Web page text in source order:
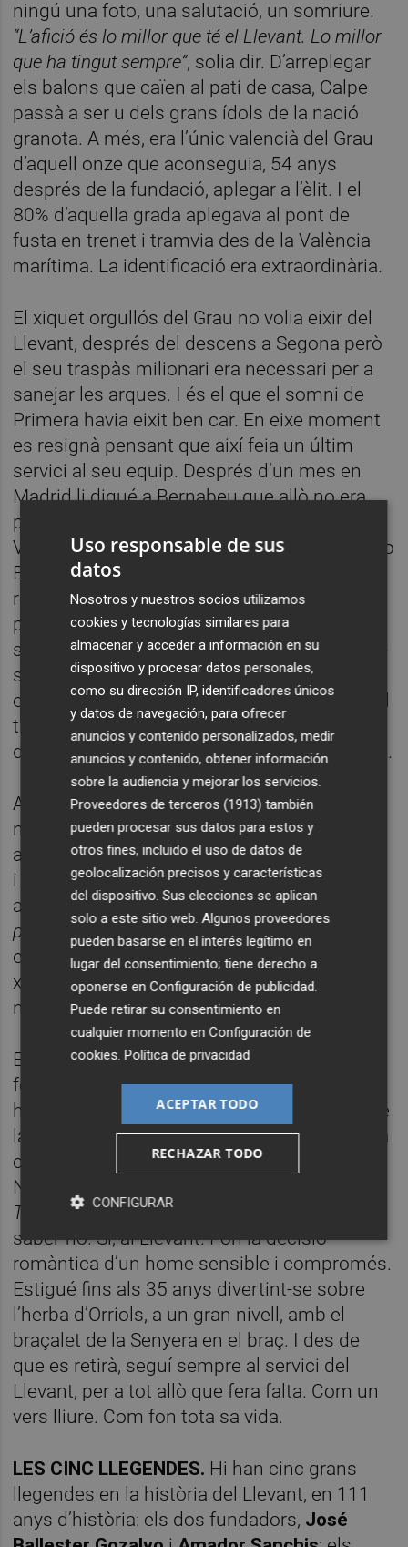
ningú una foto, una salutació, un somriure.
“L’afició és lo millor que té el Llevant. Lo millor
que ha tingut sempre”, solia dir. D’arreplegar
els balons que caïen al pati de casa, Calpe
passà a ser u dels grans ídols de la nació
granota. A més, era l’únic valencià del Grau
d’aquell onze que aconseguia, 54 anys
després de la fundació, aplegar a l’èlit. I el
80% d’aquella grada aplegava al pont de
fusta en trenet i tramvia des de la València
marítima. La identificació era extraordinària.
El xiquet orgullós del Grau no volia eixir del
Llevant, després del descens a Segona però
el seu traspàs milionari era necessari per a
sanejar les arques. I és el que el somni de
Primera havia eixit ben car. En eixe moment
es resignà pensant que així feia un últim
servici al seu equip. Després d’un mes en
Madrid li digué a Bernabeu que allò no era
per ad ell, que volia tornar al Llevant, a
València. Ais, la terra! Ja li passà igual al Pato
Botella i abans a Gaspar Rubio. Bernabeu al
remat li digué que d’acord, que fera la gira
per Amèrica amb el Madrid i després, si
seguia igual de convençut, el deixaria tornar-
se’n. Calpe es quedà en un dels millors
equips del món d’aquell temps, com a lateral
titularíssim. Això sí: s’aficionà als cotxes
deportius i tornava constantment a València.
Amb 26 anys guanyà la Copa d’Europa i es
negà a visitar al Caudillo per a la celebració,
amb la resta de la plantilla. Home intel·ligent
i molt llegit sabia on estava i quin temps era
aquell, però així i tot no anava a“rendir
pleitesía”
al dictador assassí de tants, entre
ells son tio Toni. Tot té un límit en la vida. El
xiquet orgullós del Grau digué que no aniria i
no anà. Poca broma.
En acabar el periple en el Madrid renuncià a
fer caixa en altres equips de Primera. Ho
havia viscut tot entre els millors i ja anava bé
la cosa. Havia aplegat el moment de tornar a
casa, a València, al Llevant, amb els seus.
Ningú donava crèdit en el Madrid.
Tercera? ¡No me jodas!”
saber-ho. Sí, al Llevant. Fon la decisió
romàntica d’un home sensible i compromés.
Estigué fins als 35 anys divertint-se sobre
l’herba d’Orriols, a un gran nivell, amb el
braçalet de la Senyera en el braç. I des de
que es retirà, seguí sempre al servici del
Llevant, per a tot allò que fera falta. Com un
vers lliure. Com fon tota sa vida.
LES CINC LLEGENDES. Hi han cinc grans
llegendes en la història del Llevant, en 111
anys d’història: els dos fundadors, José
Uso responsable de sus
datos
Nosotros y nuestros socios utilizamos
cookies y tecnologías similares para
almacenar y acceder a información en su
dispositivo y procesar datos personales,
como su dirección IP, identificadores únicos
y datos de navegación, para ofrecer
anuncios y contenido personalizados, medir
anuncios y contenido, obtener información
sobre la audiencia y mejorar los servicios.
Proveedores de terceros (1913) también
pueden procesar sus datos para estos y
otros fines, incluido el uso de datos de
geolocalización precisos y características
del dispositivo. Sus elecciones se aplican
solo a este sitio web. Algunos proveedores
pueden basarse en el interés legítimo en
lugar del consentimiento; tiene derecho a
oponerse enConfiguración de publicidad
Puede retirar su consentimiento en
cualquier momento enConfiguración de
cookies .Política de privacidad
ACEPTAR TODO
RECHAZAR TODO
CONFIGURAR